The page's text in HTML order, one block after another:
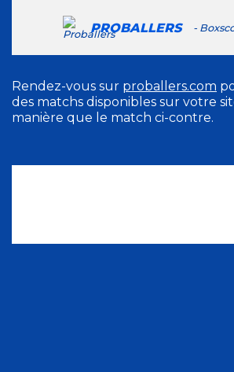
PROBALLERS -
Rendez-vous sur proballers.com
des matchs disponibles sur votre
manière que le match ci-contre.